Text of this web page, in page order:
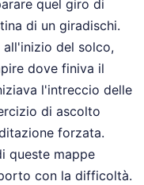
quel giro di
di un giradischi.
del solco,
dove finiva il
l'intreccio delle
di ascolto
forzata.
queste mappe
con la difficoltà.